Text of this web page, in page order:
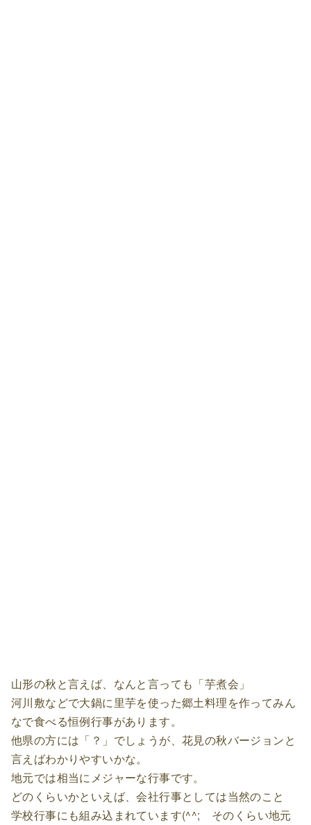
山形の秋と言えば、なんと言っても「芋煮会」
河川敷などで大鍋に里芋を使った郷土料理を作ってみん
なで食べる恒例行事があります。
他県の方には「？」でしょうが、花見の秋バージョンと
言えばわかりやすいかな。
地元では相当にメジャーな行事です。
どのくらいかといえば、会社行事としては当然のこと
学校行事にも組み込まれています(^^; そのくらい地元